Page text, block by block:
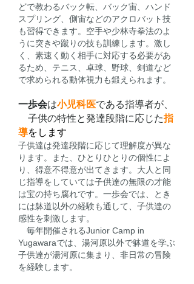
どで教わるバック転、バック宙、ハンド
スプリング、側宙などのアクロバット技
も習得できます。空手や少林寺拳法のよ
うに突きや蹴りの技も訓練します。激し
く、素速く動く相手に対応する必要があ
るため、テニス、卓球、野球、剣道など
で求められる動体視力も鍛えられます。
一歩会は小児科医である指導者が、
​ 子供の特性と発達段階に応じた指
導をします
子供達は発達段階に応じて理解度が異な
ります。また、ひとりひとりの個性によ
り、得意不得意が出てきます。大人と同
じ指導をしていては子供達の無限の才能
は宝の持ち腐れです。一歩会では、とき
には躰道以外の経験も通して、子供達の
感性を刺激します。
​ 毎年開催されるJunior Camp in
Yugawaraでは、湯河原以外で躰道を学ぶ
子供達が湯河原に集まり、非日常の冒険
を経験します。